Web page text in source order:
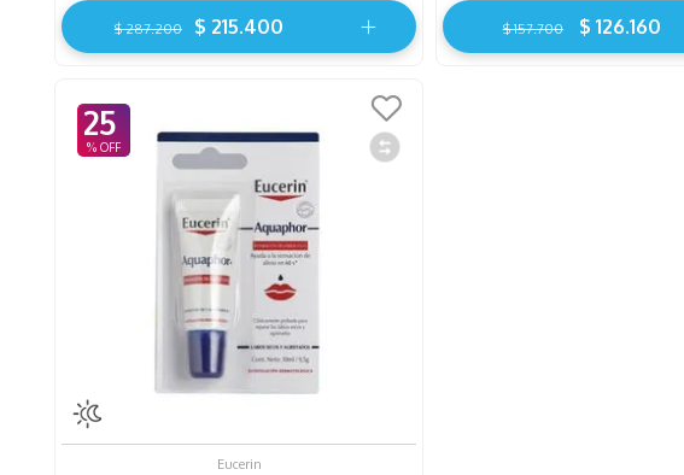
$ 287.200 $ 215.400 $ 157.700 $ 126.160
25
Eucerin